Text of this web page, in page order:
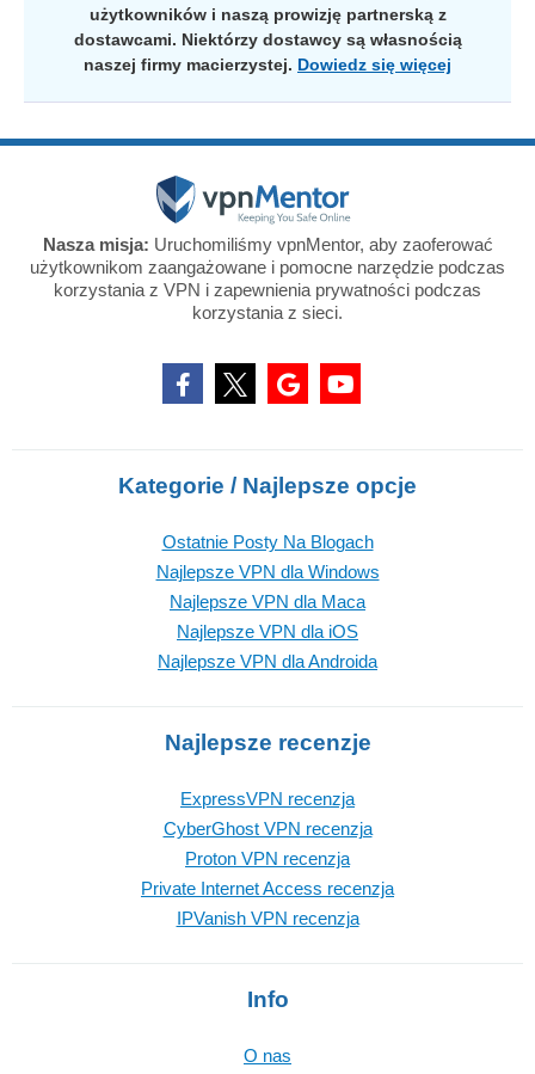
użytkowników i naszą prowizję partnerską z
dostawcami. Niektórzy dostawcy są własnością
naszej firmy macierzystej. Dowiedz się więcej
Nasza misja: Uruchomiliśmy vpnMentor, aby zaoferować
użytkownikom zaangażowane i pomocne narzędzie podczas
korzystania z VPN i zapewnienia prywatności podczas
korzystania z sieci.
Kategorie / Najlepsze opcje
Ostatnie Posty Na Blogach
Najlepsze VPN dla Windows
Najlepsze VPN dla Maca
Najlepsze VPN dla iOS
Najlepsze VPN dla Androida
Najlepsze recenzje
ExpressVPN recenzja
CyberGhost VPN recenzja
Proton VPN recenzja
Private Internet Access recenzja
IPVanish VPN recenzja
Info
O nas